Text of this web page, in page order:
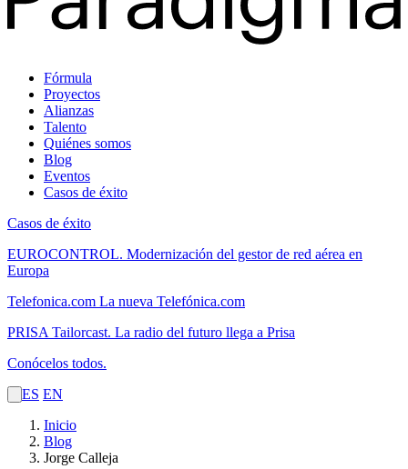
Fórmula
Proyectos
Alianzas
Talento
Quiénes somos
Blog
Eventos
Casos de éxito
Casos de éxito
EUROCONTROL. Modernización del gestor de red aérea en
Europa
Telefonica.com La nueva Telefónica.com
PRISA Tailorcast. La radio del futuro llega a Prisa
Conócelos todos.
ES EN
Inicio
Blog
Jorge Calleja